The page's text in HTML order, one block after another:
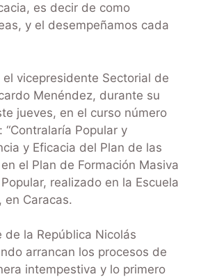
es decir de como
y el desempeñamos cada
vicepresidente Sectorial de
Menéndez, durante su
jueves, en el curso número
Popular y
y Eficacia del Plan de las
el Plan de Formación Masiva
realizado en la Escuela
en Caracas.
de la República Nicolás
arrancan los procesos de
intempestiva y lo primero